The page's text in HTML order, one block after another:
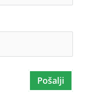
Pošalji